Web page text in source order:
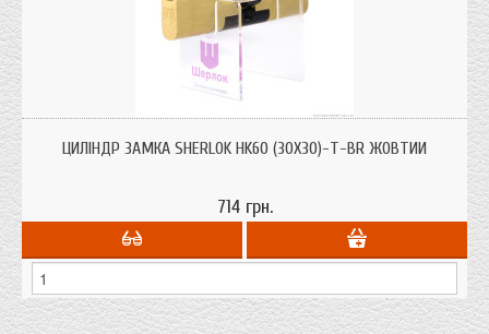
поворотник із системою захисту від висвердлювання, від вибивання.
ЦИЛІНДР ЗАМКА SHERLOK HK60 (30Х30)-Т-BR ЖОВТИЙ
714 грн.